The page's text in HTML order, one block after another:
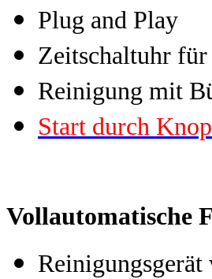
Plug and Play
Zeitschaltuhr
Reinigung mit
Start durch
Vollautomatische